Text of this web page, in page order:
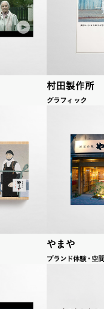
村田製作所
グラフィ ック
やまや
ブラ ン ド体験・空